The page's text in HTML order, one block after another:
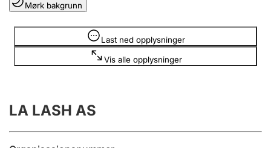
Lag og forening
Registrere, endre, slette
Årsregnskap
Innsending og forsinkelsesgebyr
Mørk bakgrunn
Last ned opplysninger
Vis alle opplysninger
Opplysninger er skjult
LA LASH AS